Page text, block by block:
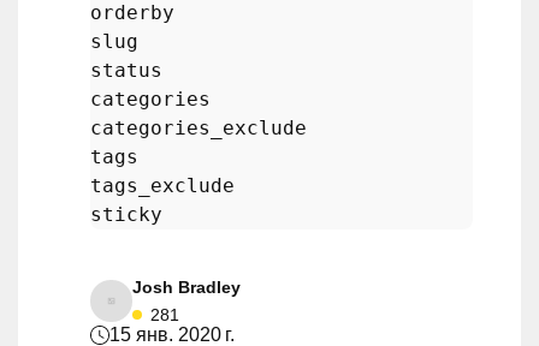
orderby
slug
status
categories
categories_exclude
tags
tags_exclude
Josh Bradley
281
15 янв. 2020 г.